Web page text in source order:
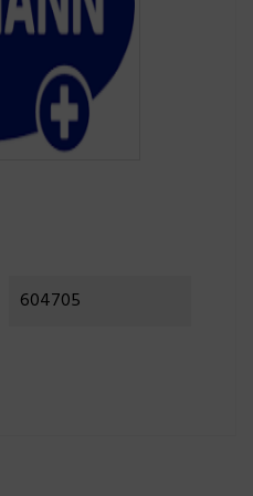
604705